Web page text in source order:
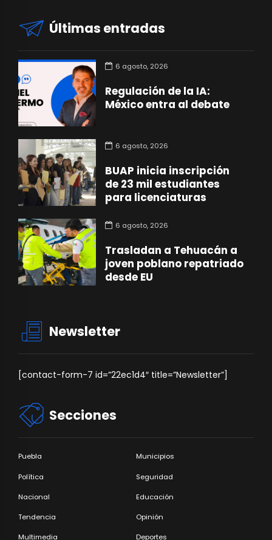
Últimas entradas
6 agosto, 2026
Regulación de la IA:
México entra al debate
6 agosto, 2026
BUAP inicia inscripción
de 23 mil estudiantes
para licenciaturas
6 agosto, 2026
Trasladan a Tehuacán a
joven poblano repatriado
desde EU
Newsletter
[contact-form-7 id=”22ec1d4″ title=”Newsletter”]
Secciones
Puebla Municipios
Política Seguridad
Nacional Educación
Tendencia Opinión
Multimedia Deportes